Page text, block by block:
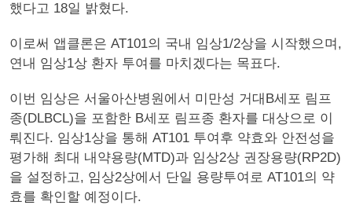
했다고 18일 밝혔다.
이로써 앱클론은 AT101의 국내 임상1/2상을 시작했으며,
연내 임상1상 환자 투여를 마치겠다는 목표다.
이번 임상은 서울아산병원에서 미만성 거대B세포 림프
종(DLBCL)을 포함한 B세포 림프종 환자를 대상으로 이
뤄진다. 임상1상을 통해 AT101 투여후 약효와 안전성을
평가해 최대 내약용량(MTD)과 임상2상 권장용량(RP2D)
을 설정하고, 임상2상에서 단일 용량투여로 AT101의 약
효를 확인할 예정이다.